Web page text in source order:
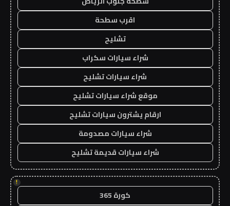
اقرب سطحة
تشليح
شراء سيارات سكراب
شراء سيارات تشليح
موقع شراء سيارات تشليح
ارقام يشترون سيارات تشليح
شراء سيارات مصدومة
شراء سيارات قديمة تشليح
!
كورة 365